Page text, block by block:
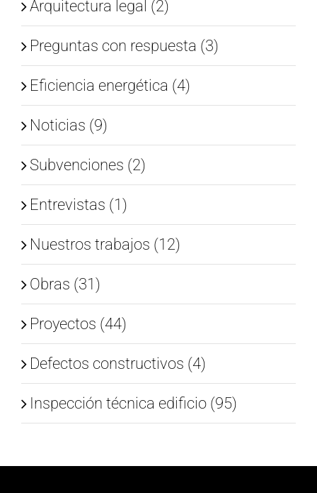
Arquitectura legal (2)
Preguntas con respuesta (3)
Eficiencia energética (4)
Noticias (9)
Subvenciones (2)
Entrevistas (1)
Nuestros trabajos (12)
Obras (31)
Proyectos (44)
Defectos constructivos (4)
Inspección técnica edificio (95)